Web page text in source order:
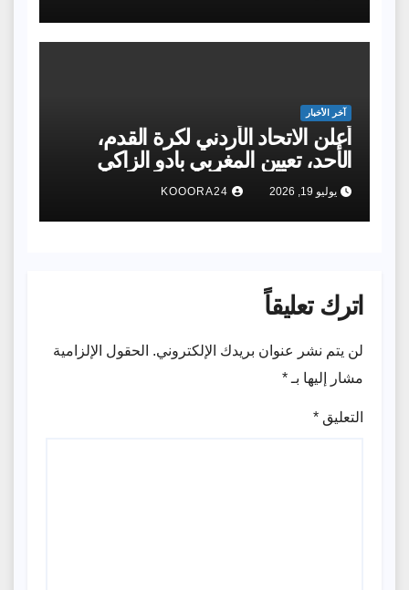
آخر الأخبار
أعلن الاتحاد الأردني لكرة القدم،
الأحد، تعيين المغربي بادو الزاكي
مدربًا للمنتخب الأول لمدة عامٍ واحدٍ
لقيادته ​في نهائيات كأس آسيا
يوليو 19, 2026 KOOORA24
اترك تعليقاً
لن يتم نشر عنوان بريدك الإلكتروني. الحقول الإلزامية
مشار إليها بـ*
التعليق *